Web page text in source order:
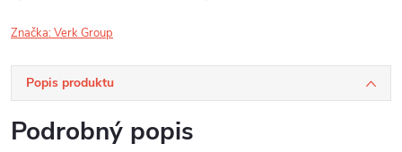
Značka:Verk Group
Popis produktu
Podrobný popis